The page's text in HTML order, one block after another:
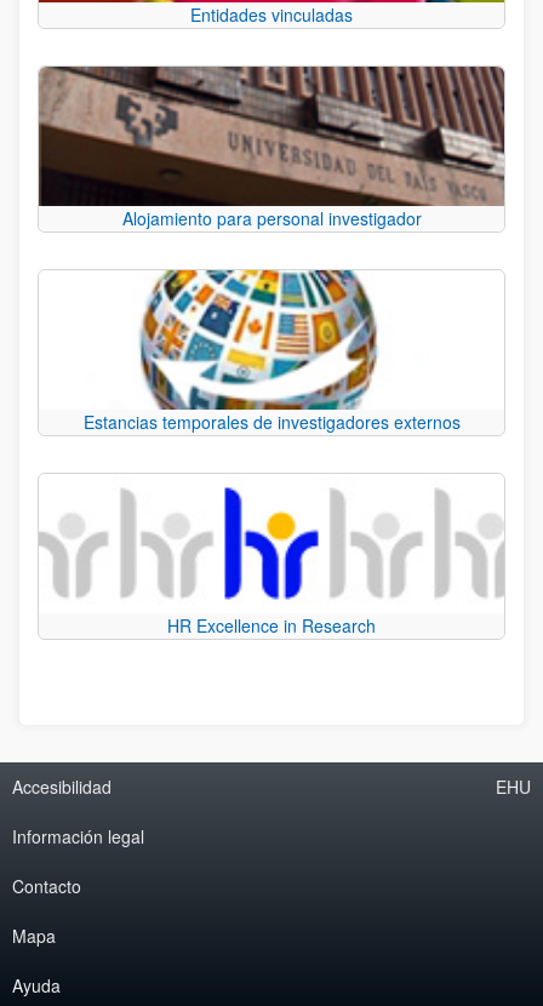
Entidades vinculadas
Alojamiento para personal investigador
Estancias temporales de investigadores externos
HR Excellence in Research
Accesibilidad
Información legal
Contacto
Mapa
Ayuda
EHU